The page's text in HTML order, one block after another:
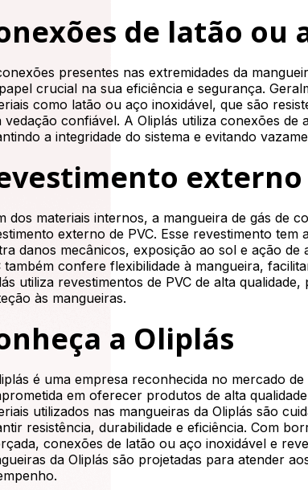
de latão ou
presentes nas extremidades da
crucial na sua eficiência e segurança.
como latão ou aço inoxidável, que são
vedação confiável. A Oliplás utiliza conexões de
a integridade do sistema e evitando
externo
dos materiais internos, a mangueira de gás de
externo de PVC. Esse revestimento
danos mecânicos, exposição ao sol e ação de
também confere flexibilidade à mangueira,
utiliza revestimentos de PVC de alta
às mangueiras.
a Oliplás
é uma empresa reconhecida no mercado
em oferecer produtos de alta
utilizados nas mangueiras da Oliplás são
resistência, durabilidade e eficiência. Com
conexões de latão ou aço inoxidável e
da Oliplás são projetadas para atender